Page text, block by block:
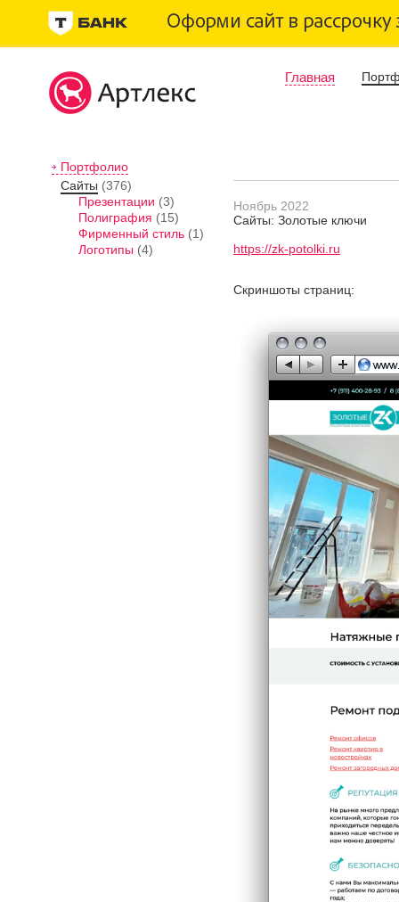
Главная
Портфолио
Сайты (376)
Презентации (3)
Полиграфия (15)
Фирменный стиль (1)
Логотипы (4)
Ноябрь 2022
Сайты: Золотые ключи
https://zk-potolki.ru
Скриншоты страниц: